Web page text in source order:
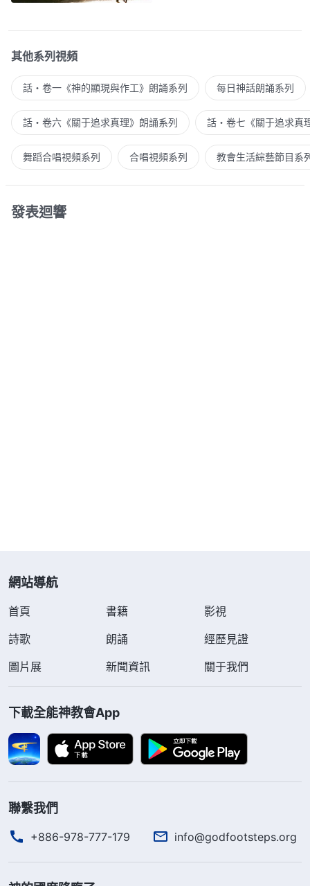
其他系列視頻
話・卷一《神的顯現與作工》朗誦系列 每日神話朗誦系列
話・卷六《關于追求真理》朗誦系列 話・卷七《關于追求真
舞蹈合唱視頻系列 合唱視頻系列 教會生活綜藝節目系
發表迴響
網站導航
首頁 書籍
影視
詩歌
朗誦
經歷見證
圖片展
新聞資訊 關于我們
下載全能神教會App
聯繫我們
+886-978-777-179 info@godfootsteps.org